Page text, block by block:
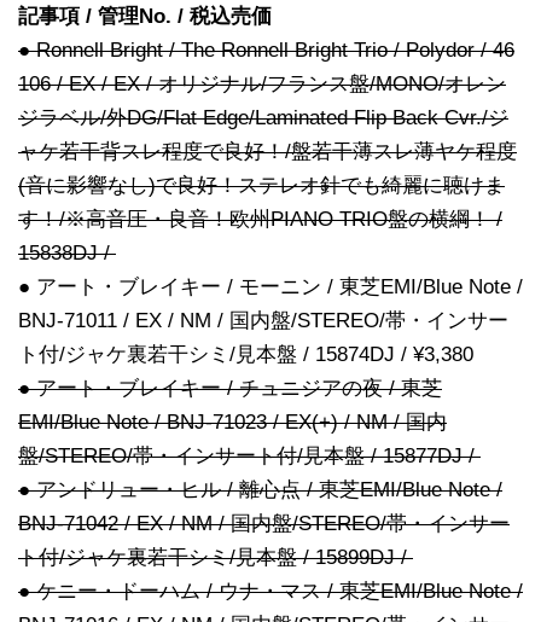
記事項 / 管理No. / 税込売価
● Ronnell Bright / The Ronnell Bright Trio / Polydor / 46
106 / EX / EX / オリジナル/フランス盤/MONO/オレン
ジラベル/外DG/Flat Edge/Laminated Flip Back Cvr./ジ
ャケ若干背スレ程度で良好！/盤若干薄スレ薄ヤケ程度
(音に影響なし)で良好！ステレオ針でも綺麗に聴けま
す！/※高音圧・良音！欧州PIANO TRIO盤の横綱！ /
15838DJ /
● アート・ブレイキー / モーニン / 東芝EMI/Blue Note /
BNJ-71011 / EX / NM / 国内盤/STEREO/帯・インサー
ト付/ジャケ裏若干シミ/見本盤 / 15874DJ / ¥3,380
● アート・ブレイキー / チュニジアの夜 / 東芝
EMI/Blue Note / BNJ-71023 / EX(+) / NM / 国内
盤/STEREO/帯・インサート付/見本盤 / 15877DJ /
● アンドリュー・ヒル / 離心点 / 東芝EMI/Blue Note /
BNJ-71042 / EX / NM / 国内盤/STEREO/帯・インサー
ト付/ジャケ裏若干シミ/見本盤 / 15899DJ /
● ケニー・ドーハム / ウナ・マス / 東芝EMI/Blue Note /